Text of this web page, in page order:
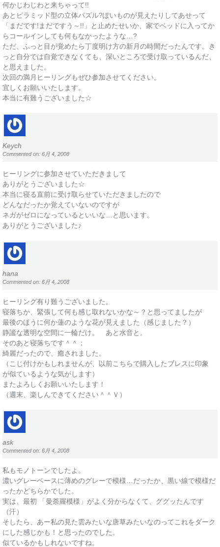
何かじわじわと来ちゃって!!
あとピラミッド型の立体パズル?ぽいものが見えたりしてあせって
「まだです!まだですう～!!」と止めたせいか、家でベッドに入ってか
らコールインしても何もなかったような…?
ただ、ふっと目が覚めたら丁度明け方の新月の時間だったんです。き
っと自分では自覚できなくても、深いところで受け取っているんだ、
と思えました。
次回の満月ヒーリングもぜひ参加させてください。
宜しくお願いいたします。
本当に有難うございました☆
Keych
Commented on: 6月 4, 2008
ヒーリングに参加させていただきまして
ありがとうございました☆
本当に寝る直前に受け取らせていただきましたので
どんなだったか覚えていないのですが
ネガがゼロになっているといいな…と思います。
ありがとうございました♪
hana
Commented on: 6月 4, 2008
ヒーリング有り難うございました。
寝落ちか、緊張して何も感じ取れないかな～？と思ってましたが
最後のほうに何か蓮のような花が見えました（感じました？）
静謐な透明な空間に一輪だけ。 あと水音と。
そのあと寝落ちです＾＾；
綺麗だったので、癒されました。
（こじ付けかもしれませんが、以前こちらで購入したブレスに印象
が似ているような気がします）
またよろしくお願いいたします！
（週末、楽しんできてください＾＾Ｖ）
ask
Commented on: 6月 4, 2008
私もモノトーンでしたよ。
濃いグレーベースに薄めのグレーで模様…だったか、黒い線で模様だ
ったかどちらかでした。
実は、最初 「曼荼羅模様」がよく分からなくて、ググッたんです
（汗）
そしたら、あー私の見た雲みたいな唐草みたいなのってこれをダーク
にした感じかも！と思ったのでした。
似ているかもしれないですね。